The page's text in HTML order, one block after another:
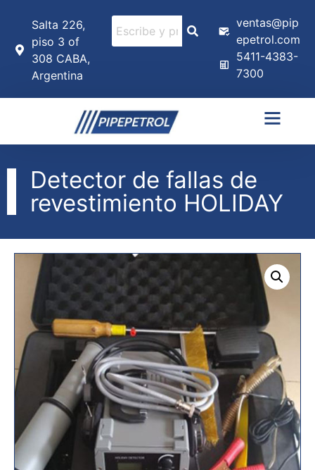
Salta 226,
piso 3 of
308 CABA,
Argentina
ventas@pip
epetrol.com
5411-4383-
7300
Detector de fallas de
revestimiento HOLIDAY